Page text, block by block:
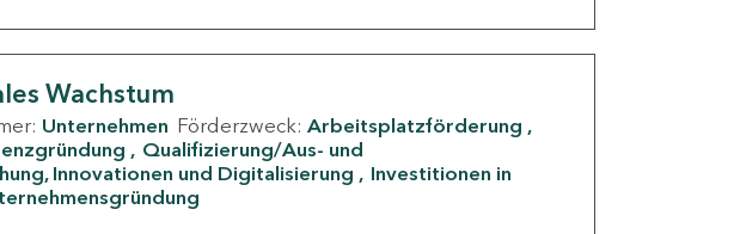
Wachstum
Unternehmen Förderzweck: Arbeitsplatzförderung
Qualifizierung/Aus- und
Innovationen und Digitalisierung
Investitionen in